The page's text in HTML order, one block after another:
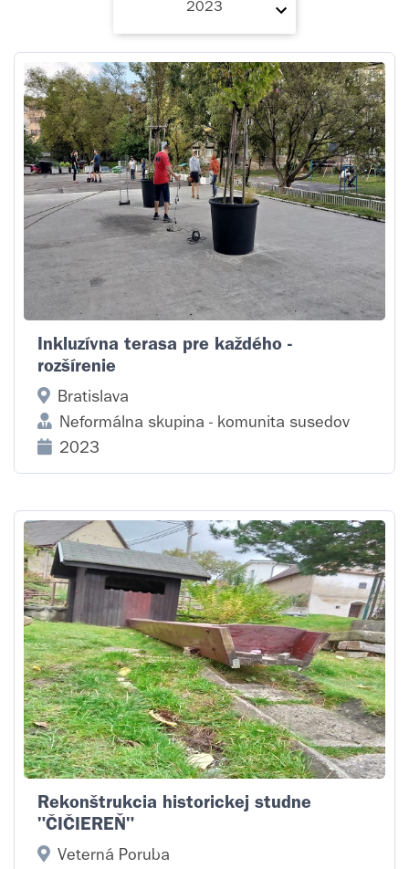
2023
2022
2021
2020
2019
2018
2017
2015
Inkluzívna terasa pre každého -
rozšírenie
Bratislava
Neformálna skupina - komunita susedov
2023
Rekonštrukcia historickej studne
"ČIČIEREŇ"
Veterná Poruba